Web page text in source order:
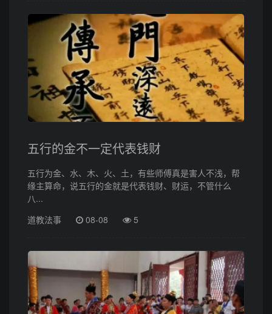
五行的金不一定代表钱财
五行为金、水、木、火、土，有些师傅真是害人不浅，帮
缘主算命，说五行的金就是代表钱财、财运，不管什么
八...
道教法事
08-08 5